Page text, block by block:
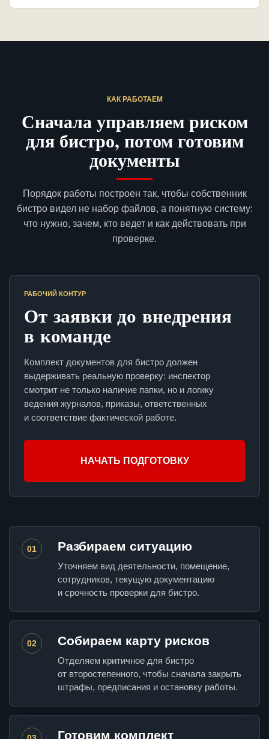
КАК РАБОТАЕМ
Сначала управляем риском
для бистро, потом готовим
документы
Порядок работы построен так, чтобы собственник
бистро видел не набор файлов, а понятную систему:
что нужно, зачем, кто ведет и как действовать при
проверке.
РАБОЧИЙ КОНТУР
От заявки до внедрения
в команде
Комплект документов для бистро должен
выдерживать реальную проверку: инспектор
смотрит не только наличие папки, но и логику
ведения журналов, приказы, ответственных
и соответствие фактической работе.
НАЧАТЬ ПОДГОТОВКУ
01 Разбираем ситуацию
Уточняем вид деятельности, помещение,
сотрудников, текущую документацию
и срочность проверки для бистро.
02 Собираем карту рисков
Отделяем критичное для бистро
от второстепенного, чтобы сначала закрыть
штрафы, предписания и остановку работы.
Готовим комплект